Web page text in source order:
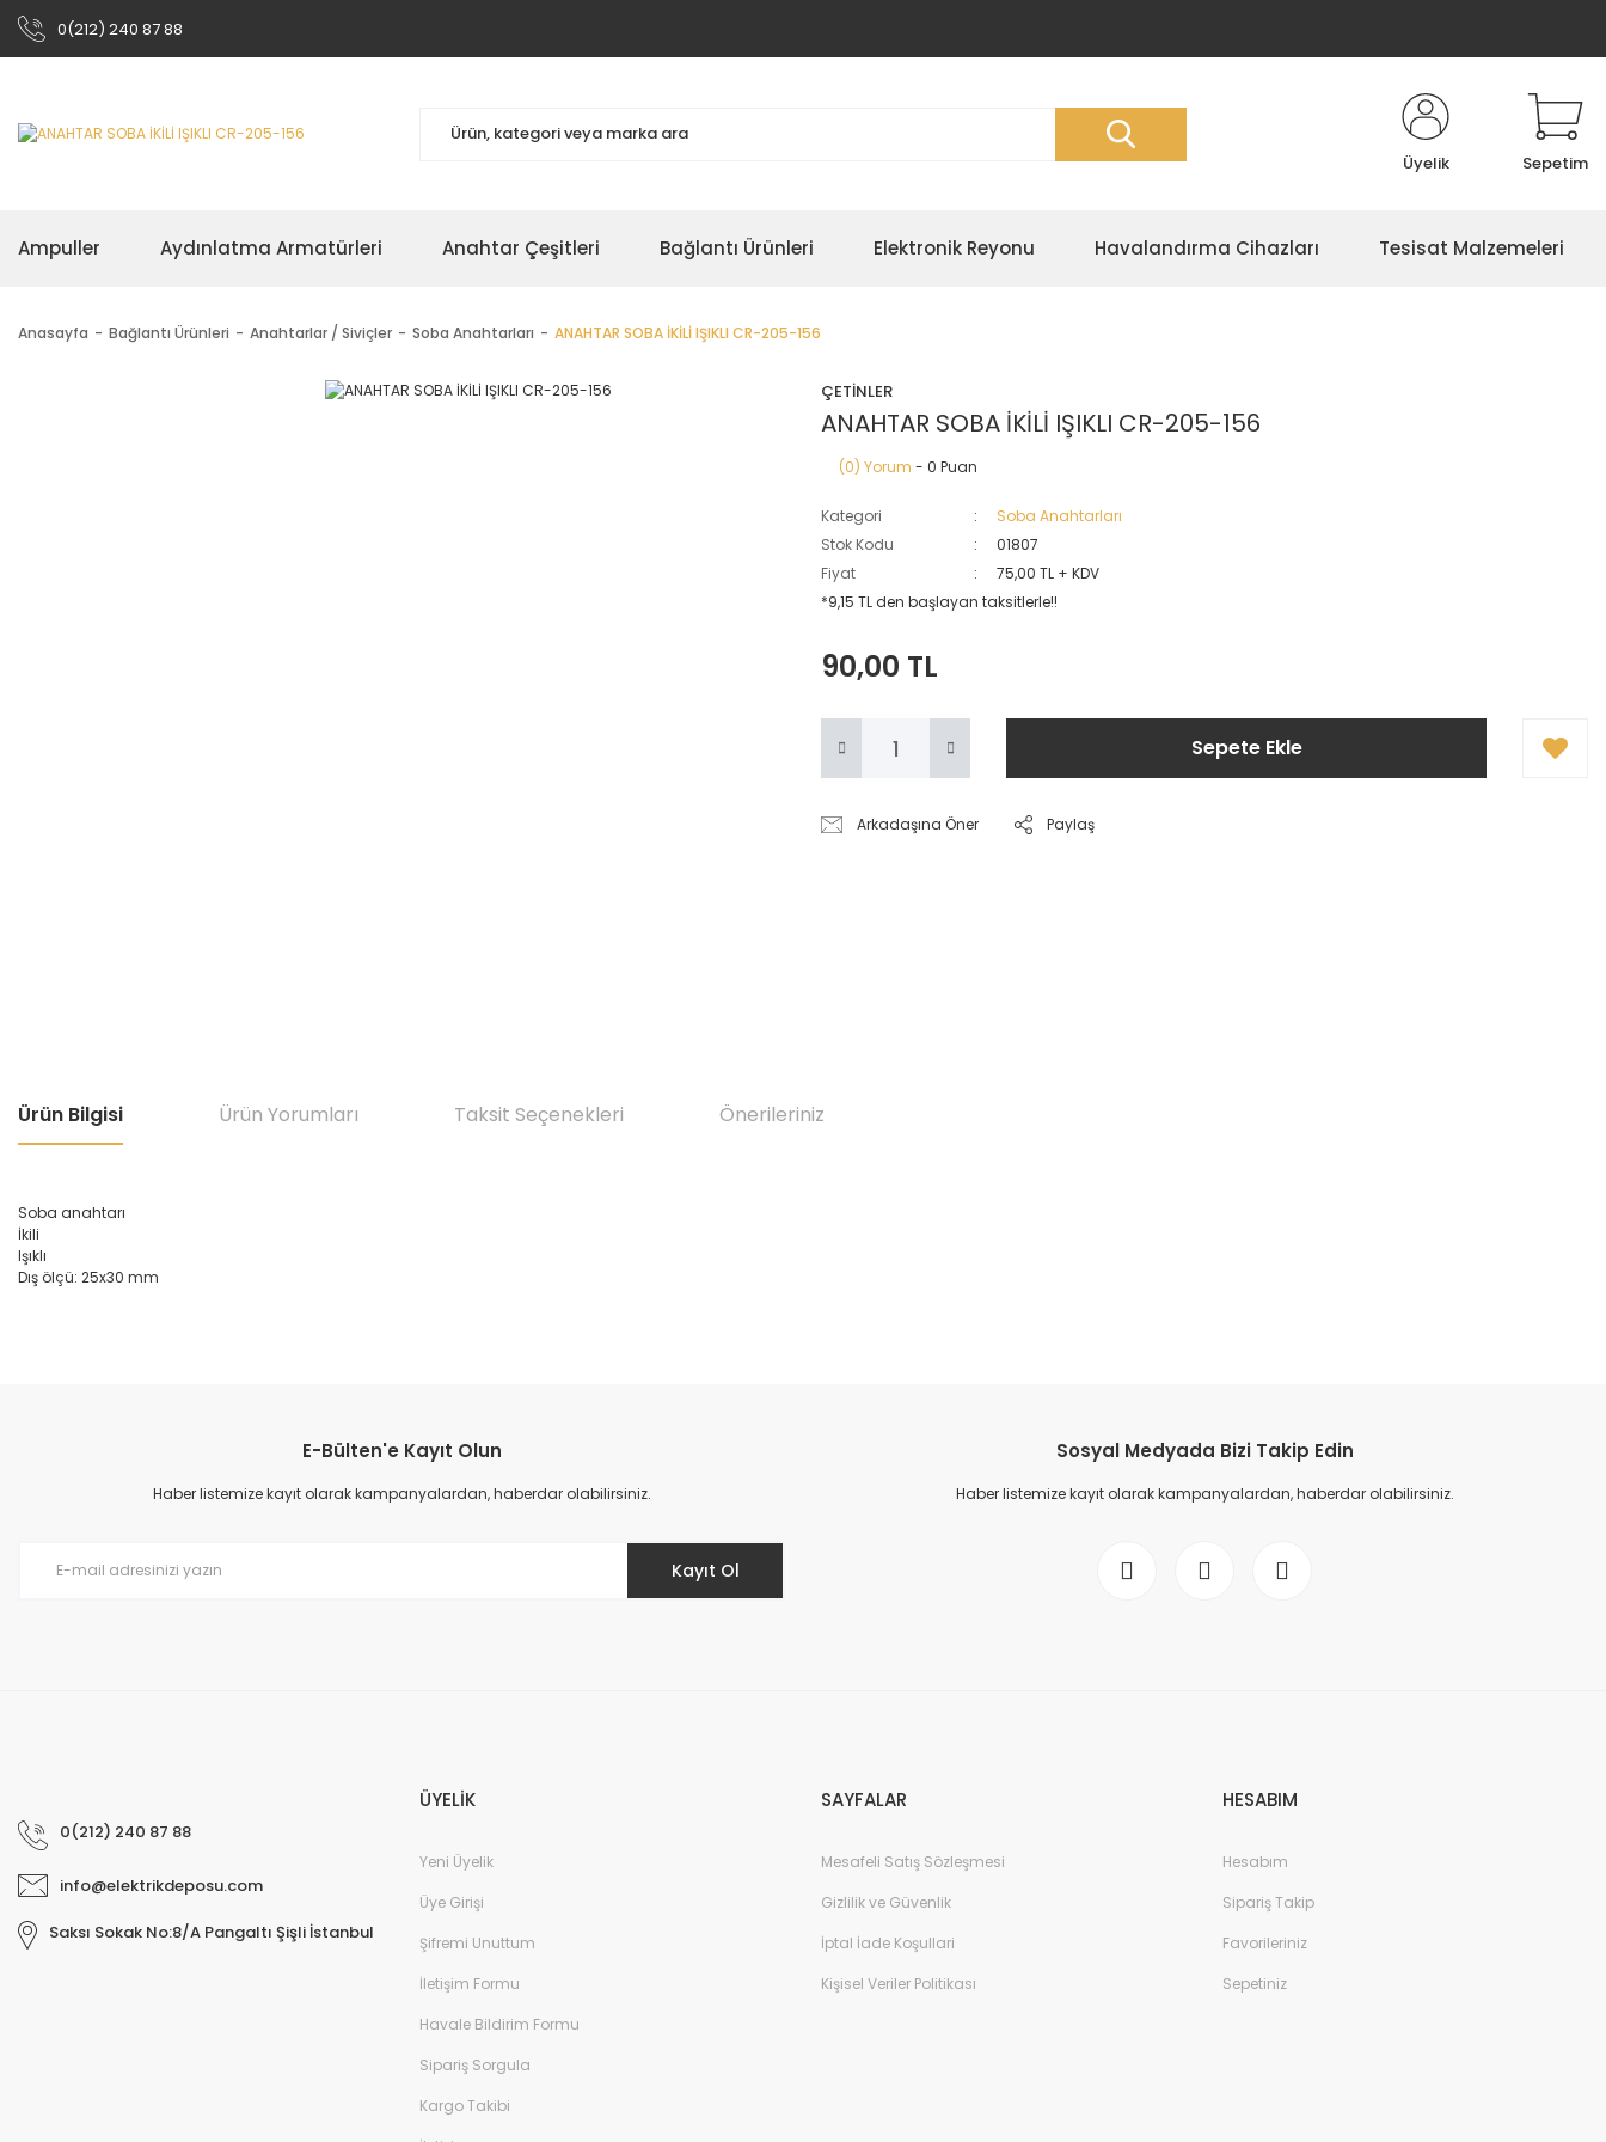
0(212) 240 87 88
Üyelik Sepetim
Ampuller Aydınlatma Armatürleri Anahtar Çeşitleri Bağlantı Ürünleri Elektronik Reyonu Havalandırma Cihazları Tesisat Malzemeleri
Anasayfa Bağlantı Ürünleri Anahtarlar / Siviçler Soba Anahtarları ANAHTAR SOBA İKİLİ IŞIKLI CR-205-156
ÇETİNLER
ANAHTAR SOBA İKİLİ IŞIKLI CR-205-156
(0) Yorum - 0 Puan
Kategori
Soba Anahtarları
Stok Kodu
01807
Fiyat
75,00 TL + KDV
*9,15 TL den başlayan taksitlerle!!
90,00 TL
Sepete Ekle
Arkadaşına Öner Paylaş
Ürün Bilgisi Ürün Yorumları Taksit Seçenekleri Önerileriniz
Soba anahtarı
İkili
Işıklı
Dış ölçü: 25x30 mm
Ürün resmi kalitesiz, bozuk veya görüntülenemiyor.
Ürün açıklamasında eksik bilgiler bulunuyor.
E-Bülten'e Kayıt Olun
Haber listemize kayıt olarak kampanyalardan, haberdar olabilirsiniz.
Kayıt Ol
Sosyal Medyada Bizi Takip Edin
Haber listemize kayıt olarak kampanyalardan, haberdar olabilirsiniz.
0(212) 240 87 88
info@elektrikdeposu.com
Saksı Sokak No:8/A Pangaltı Şişli İstanbul
ÜYELİK
Yeni Üyelik
Üye Girişi
Şifremi Unuttum
İletişim Formu
Havale Bildirim Formu
Sipariş Sorgula
Kargo Takibi
SAYFALAR
Mesafeli Satış Sözleşmesi
Gizlilik ve Güvenlik
İptal İade Koşullari
Kişisel Veriler Politikası
HESABIM
Hesabım
Sipariş Takip
Favorileriniz
Sepetiniz